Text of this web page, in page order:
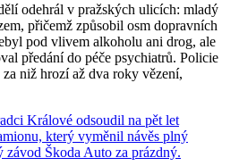
odehrál v pražských ulicích: mladý
přičemž způsobil osm dopravních
pod vlivem alkoholu ani drog, ale
předání do péče psychiatrů. Policie
niž hrozí až dva roky vězení,